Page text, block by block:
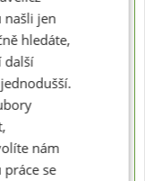
(12 dní)
LAST MINUTE
REZERVACE
našli jen
hledáte,
další
nám
se